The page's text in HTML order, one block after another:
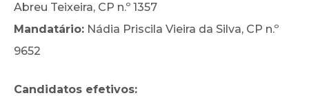
Abreu Teixeira, CP n.º 1357
Mandatário: Nádia Priscila Vieira da Silva, CP n.º
9652
Candidatos efetivos: